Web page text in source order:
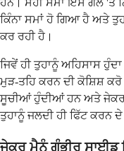
ਹਨ। ਸਹੀ ਸਮਾਂ ਇਸ ਗੱਲ 'ਤੇ
ਕਿੰਨਾ ਸਮਾਂ ਹੋ ਗਿਆ ਹੈ ਅਤੇ
ਕਰ ਰਹੀ ਹੈ।
ਜਿਵੇਂ ਹੀ ਤੁਹਾਨੂੰ ਅਹਿਸਾਸ
ਮੁੜ-ਤਹਿ ਕਰਨ ਦੀ ਕੋਸ਼ਿਸ਼
ਸੂਚੀਆਂ ਹੁੰਦੀਆਂ ਹਨ ਅਤੇ ਜੇਕਰ
ਤੁਹਾਨੂੰ ਜਲਦੀ ਹੀ ਫਿੱਟ ਕਰਨ
ਜੇਕਰ ਮੈਨੂੰ ਗੰਭੀਰ ਸਾਈਡ